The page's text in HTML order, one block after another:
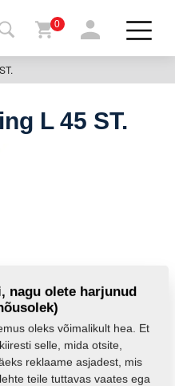
0
L 45 ST.
nagu olete harjunud
oleks võimalikult hea. Et
selle, mida otsite,
reklaame asjadest, mis
teile tuttavas vaates ega